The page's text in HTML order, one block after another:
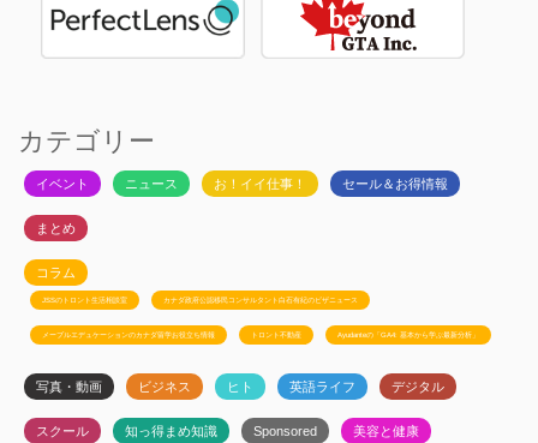
カテゴリー
イベント ニュース お！イイ仕事！ セール＆お得情報
まとめ
コラム
JSSのトロント生活相談室 カナダ政府公認移民コンサルタント白石有紀のビザニュース
メープルエデュケーションのカナダ留学お役立ち情報 トロント不動産 Ayudanteの「GA4: 基本から学ぶ最新分析」
写真・動画 ビジネス ヒト 英語ライフ デジタル
スクール 知っ得まめ知識 Sponsored 美容と健康